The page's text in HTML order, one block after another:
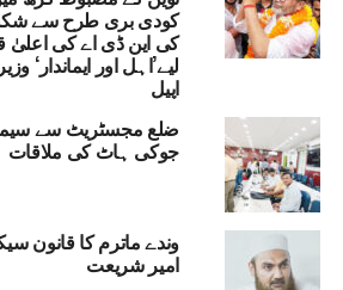
منظم حالت میں رکھا جائے۔ معائنے کے
کلکٹر و خصوصی افسر ارریہ، ضلع سب
دیگر متعلقہ افسران موجود تھے۔
RELATED TOPICS:
ARARIA
BIHAR
TO ENSURE TRANSPARENCY AND
ACCOUNTABILITY.
(DM) INSPECTED THE REGISTRY
OFFICE IN ARARIA.
UP
جی:بجلی محکمہ میں بدعنوانی کا بڑا
کودی بری طرح سے
کی این ڈی اے کی اعلیٰ
لیے’اہل اور ایماندار‘
اپیل
ضلع مجسٹریٹ سے
جوکی ہاٹ کی ملاقات
وندے ماترم کا قانون
امیر شریعت